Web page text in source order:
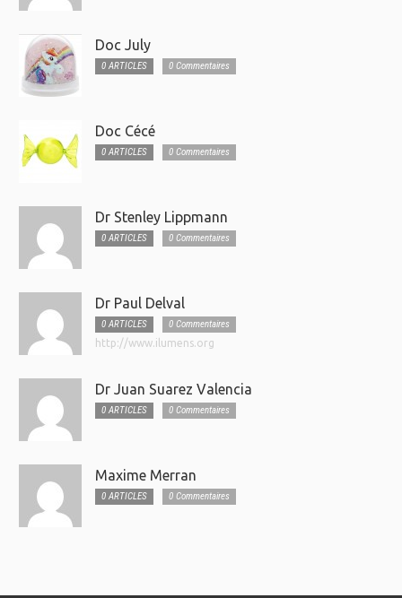
Doc July
0 ARTICLES 0 Commentaires
Doc Cécé
0 ARTICLES 0 Commentaires
Dr Stenley Lippmann
0 ARTICLES 0 Commentaires
Dr Paul Delval
0 ARTICLES
0 Commentaires
http://www.ilumens.org
Dr Juan Suarez Valencia
0 ARTICLES 0 Commentaires
Maxime Merran
0 ARTICLES 0 Commentaires